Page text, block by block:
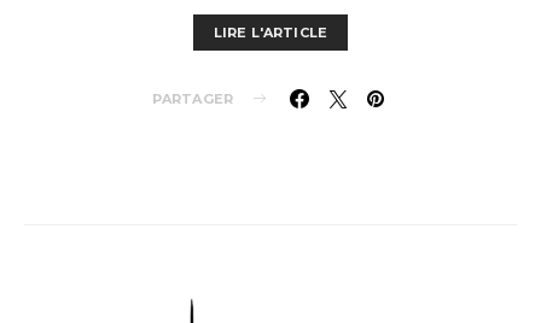
LIRE L'ARTICLE
PARTAGER